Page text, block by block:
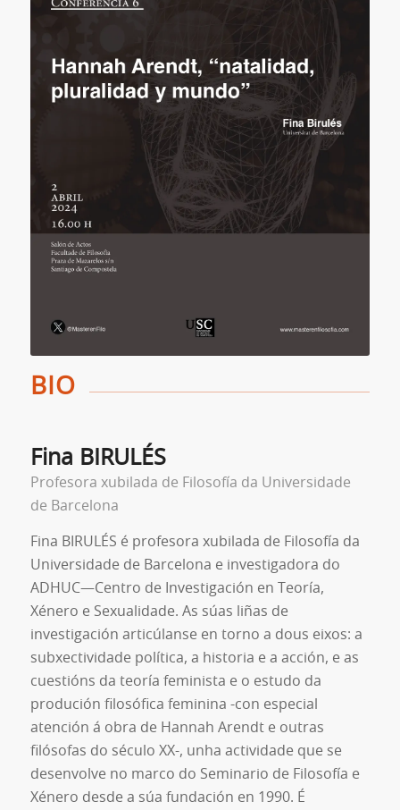
BIO
Fina BIRULÉS
Profesora xubilada de Filosofía da Universidade
de Barcelona
Fina BIRULÉS é profesora xubilada de Filosofía da
Universidade de Barcelona e investigadora do
ADHUC—Centro de Investigación en Teoría,
Xénero e Sexualidade. As súas liñas de
investigación articúlanse en torno a dous eixos: a
subxectividade política, a historia e a acción, e as
cuestións da teoría feminista e o estudo da
produción filosófica feminina -con especial
atención á obra de Hannah Arendt e outras
filósofas do século XX-, unha actividade que se
desenvolve no marco do Seminario de Filosofía e
Xénero desde a súa fundación en 1990. É